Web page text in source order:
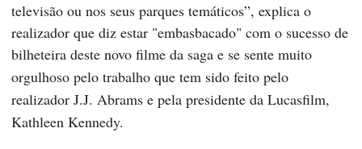
televisão ou nos seus parques temáticos”, explica o
realizador que diz estar "embasbacado" com o sucesso de
bilheteira deste novo filme da saga e se sente muito
orgulhoso pelo trabalho que tem sido feito pelo
realizador J.J. Abrams e pela presidente da Lucasfilm,
Kathleen Kennedy.